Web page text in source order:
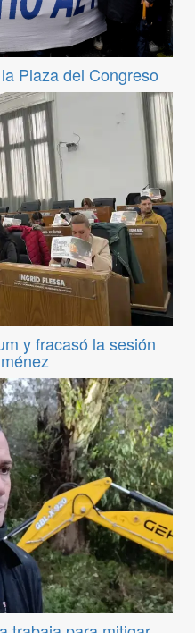
Plaza del Congreso
y fracasó la sesión